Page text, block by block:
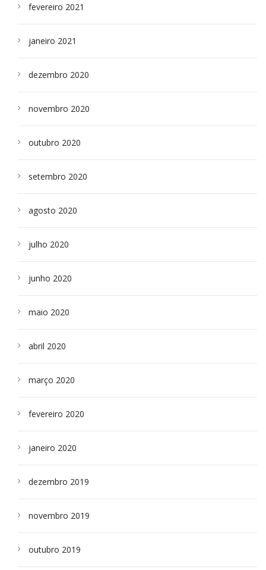
fevereiro 2021
janeiro 2021
dezembro 2020
novembro 2020
outubro 2020
setembro 2020
agosto 2020
julho 2020
junho 2020
maio 2020
abril 2020
março 2020
fevereiro 2020
janeiro 2020
dezembro 2019
novembro 2019
outubro 2019